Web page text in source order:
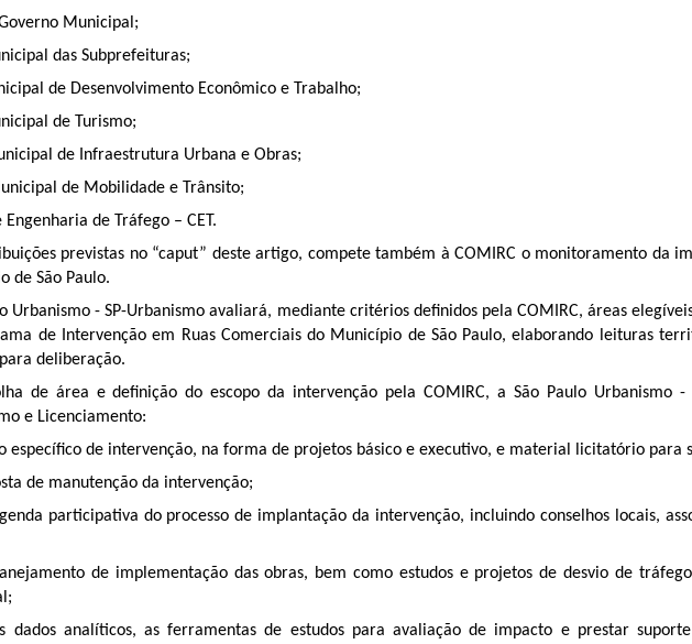
Municipal;
das Subprefeituras;
de Desenvolvimento Econômico e Trabalho;
de Turismo;
de Infraestrutura Urbana e Obras;
de Mobilidade e Trânsito;
de Tráfego – CET.
previstas no “caput” deste artigo, compete também à COMIRC o monitoramento da
de São Paulo.
Urbanismo - SP-Urbanismo avaliará, mediante critérios definidos pela COMIRC, áreas
de Intervenção em Ruas Comerciais do Município de São Paulo, elaborando leituras
deliberação.
de área e definição do escopo da intervenção pela COMIRC, a São Paulo Urbanismo
e Licenciamento:
específico de intervenção, na forma de projetos básico e executivo, e material licitatório para
de manutenção da intervenção;
participativa do processo de implantação da intervenção, incluindo conselhos locais,
de implementação das obras, bem como estudos e projetos de desvio de
dados analíticos, as ferramentas de estudos para avaliação de impacto e prestar